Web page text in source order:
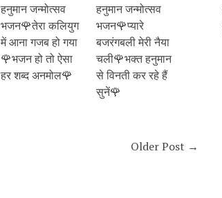
हनुमान जन्मोत्सव
भजन🌹तेरा कलियुग
में आना गजब हो गया
🌹भजन हो तो ऐसा
हर शब्द अनमोल🌹
हनुमान जन्मोत्सव
भजन🌹प्यारे
बजरंगबली मेरी नैया
चली🌹भक्त हनुमान
से विनती कर रहे हैं
सुनें🌹
Older Post →